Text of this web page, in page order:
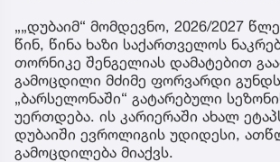
„„დუბაიმ“ მომდევნო, 2026/2027
წინ, წინა ხაზი საქართველოს
თორნიკე შენგელიას დამატებით
გამოცდილი მძიმე ფორვარდი გუნდს
„ბარსელონაში“ გატარებული
უერთდება. ის კარიერაში ახალ
დუბაიში ევროლიგის უდიდესი,
გამოცდილება მიაქვს.